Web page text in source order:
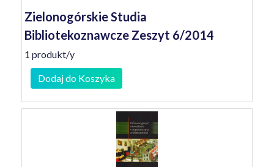
Zielonogórskie Studia
Bibliotekoznawcze Zeszyt 6/2014
1 produkt/y
Dodaj do Koszyka